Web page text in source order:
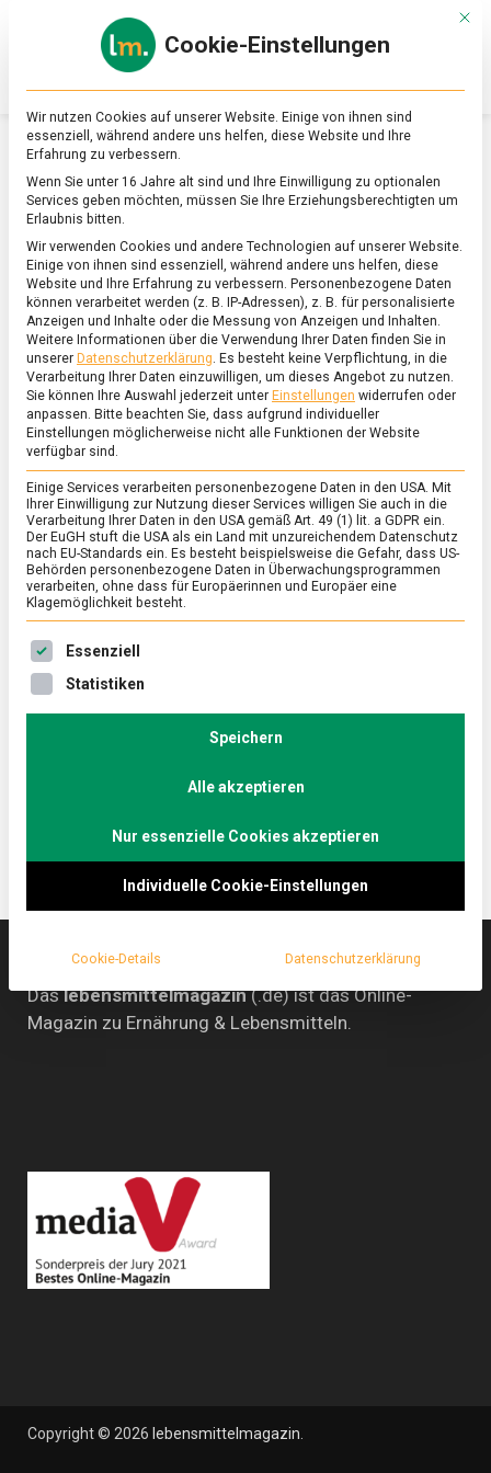
Online-
Magazin
zu
&
Ernährung
SCHLAGWORT:MALL OF BERLIN
ERNÄHRUNG & GESUNDHEIT /FEATURED/WISSEN
Offen für alle: der diverse Kühlschrank
23. Mai 2025 Johannes
Offen
Hafer, Mandel, Erbse oder Kuh – diese gerade in
Berliner Cafés oft gestellte Frage sollte keinen
der Initiative Milch. Zur Aufklärung darüber steht
Lebensmittelmagazin.de hat mal reingeschaut.
Daslebensmittelmagazin(.de) ist das Online-
Magazin zu Ernährung & Lebensmitteln.
Copyright © 2026 lebensmittelmagazin
Mit
Cookie-Einstellungen
Wir nutzen Cookies auf unserer Website. Einige von ihnen sind
essenziell, während andere uns helfen, diese Website und Ihre
Erfahrung zu verbessern.
Wenn Sie unter 16 Jahre alt sind und Ihre Einwilligung zu optionalen
Services geben möchten, müssen Sie Ihre Erziehungsberechtigten um
Erlaubnis bitten.
Wir verwenden Cookies und andere Technologien auf unserer Website.
Einige von ihnen sind essenziell, während andere uns helfen, diese
Website und Ihre Erfahrung zu verbessern. Personenbezogene Daten
können verarbeitet werden (z. B. IP-Adressen), z. B. für personalisierte
Anzeigen und Inhalte oder die Messung von Anzeigen und Inhalten.
Weitere Informationen über die Verwendung Ihrer Daten finden Sie in
unserer Datenschutzerklärung. Es besteht keine Verpflichtung, in die
Verarbeitung Ihrer Daten einzuwilligen, um dieses Angebot zu nutzen.
Sie können Ihre Auswahl jederzeit unter Einstellungen widerrufen oder
anpassen. Bitte beachten Sie, dass aufgrund individueller
Einstellungen möglicherweise nicht alle Funktionen der Website
verfügbar sind.
Einige Services verarbeiten personenbezogene Daten in den USA. Mit
Ihrer Einwilligung zur Nutzung dieser Services willigen Sie auch in die
Verarbeitung Ihrer Daten in den USA gemäß Art. 49 (1) lit. a GDPR ein.
Der EuGH stuft die USA als ein Land mit unzureichendem Datenschutz
nach EU-Standards ein. Es besteht beispielsweise die Gefahr, dass US-
Behörden personenbezogene Daten in Überwachungsprogrammen
verarbeiten, ohne dass für Europäerinnen und Europäer eine
Klagemöglichkeit besteht.
Es folgt eine Liste der Service-Gruppen, für die eine
Essenziell
Statistiken
Speichern
Alle akzeptieren
Nur essenzielle Cookies akzeptieren
Individuelle Cookie-Einstellungen
Cookie-Details Datenschutzerklärung